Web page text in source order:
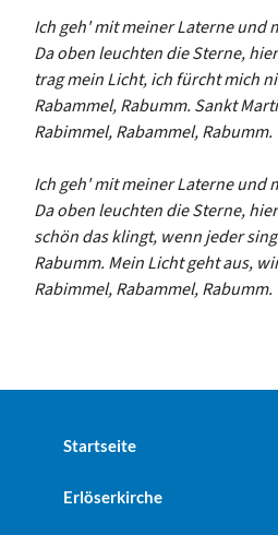
Ich geh' mit meiner Laterne und
Da oben leuchten die Sterne,
trag mein Licht, ich fürcht mich
Rabammel, Rabumm. Sankt
Rabimmel, Rabammel, Rabumm.
Ich geh' mit meiner Laterne und
Da oben leuchten die Sterne,
schön das klingt, wenn jeder
Rabumm. Mein Licht geht aus,
Rabimmel, Rabammel, Rabumm.
Startseite
Erlöserkirche